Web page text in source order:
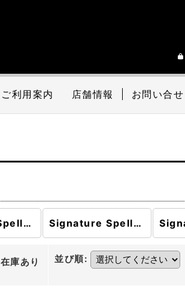
ご利用案内 店舗情報 お問い合せ
Signature Spellbook:Jace Signature Spellbook:Gideon
在庫あり 並び順: